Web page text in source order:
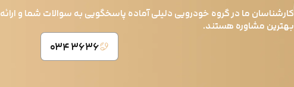
کارشناسان ما در گروه خودرویی دلیلی آماده پاسخگویی به سوالات شما و ارائه
بهترین مشاوره هستند.
۳۶۳۶ ۰۳۴